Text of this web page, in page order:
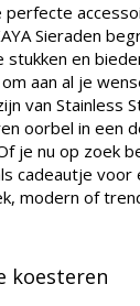
perfecte
Sieraden
en
aan al je
van Stainless
oorbel in een
je nu op zoek
cadeautje voor
modern of
koesteren